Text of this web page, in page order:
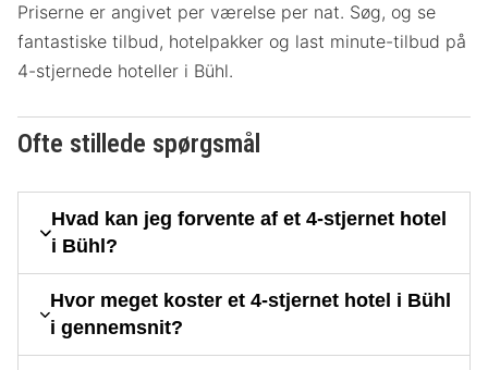
Priserne er angivet per værelse per nat. Søg, og se
fantastiske tilbud, hotelpakker og last minute-tilbud på
4-stjernede hoteller i Bühl.
Ofte stillede spørgsmål
Hvad kan jeg forvente af et 4-stjernet hotel
i Bühl?
Hvor meget koster et 4-stjernet hotel i Bühl
i gennemsnit?